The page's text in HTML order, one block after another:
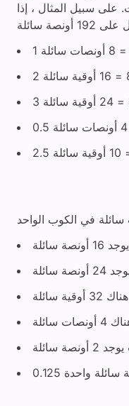
على سبيل المثال ، إذا
سائلة
سائلة واحدة